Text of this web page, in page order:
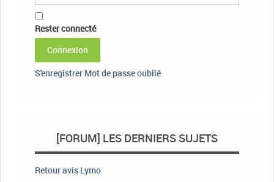
Rester connecté
Connexion
S'enregistrer Mot de passe oublié
[FORUM] LES DERNIERS SUJETS
Retour avis Lymo